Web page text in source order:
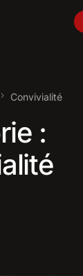
Convivialité
: